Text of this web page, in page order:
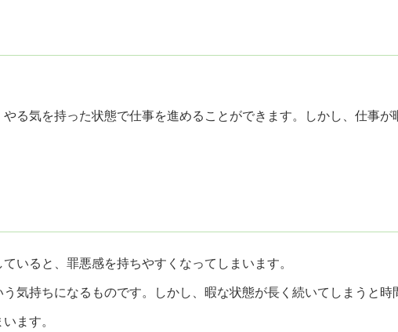
る気を持った状態で仕事を進めることができます。しかし、仕事
いると、罪悪感を持ちやすくなってしまいます。
気持ちになるものです。しかし、暇な状態が長く続いてしまうと時
ます。